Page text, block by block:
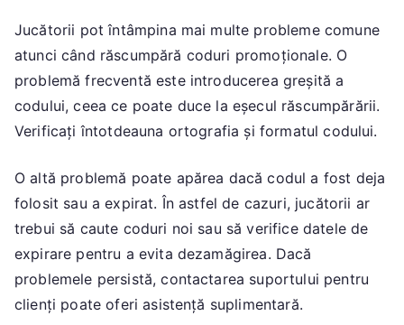
Jucătorii pot întâmpina mai multe probleme comune
atunci când răscumpără coduri promoționale. O
problemă frecventă este introducerea greșită a
codului, ceea ce poate duce la eșecul răscumpărării.
Verificați întotdeauna ortografia și formatul codului.
O altă problemă poate apărea dacă codul a fost deja
folosit sau a expirat. În astfel de cazuri, jucătorii ar
trebui să caute coduri noi sau să verifice datele de
expirare pentru a evita dezamăgirea. Dacă
problemele persistă, contactarea suportului pentru
clienți poate oferi asistență suplimentară.